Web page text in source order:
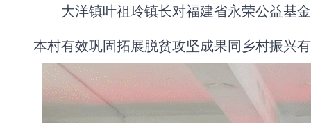
大洋镇叶祖玲镇长对福建省永荣公益基
本村有效巩固拓展脱贫攻坚成果同乡村振兴